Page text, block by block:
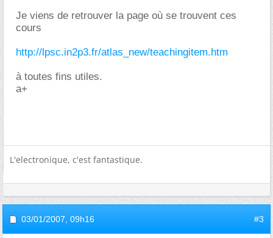
Je viens de retrouver la page où se trouvent ces
cours
http://lpsc.in2p3.fr/atlas_new/teachingitem.htm
à toutes fins utiles.
a+
L'electronique, c'est fantastique.
03/01/2007, 09h16 #3